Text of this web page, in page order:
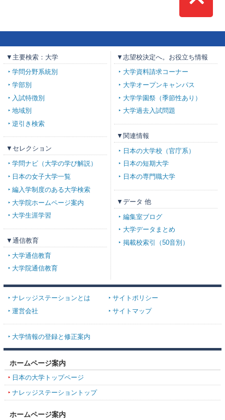
Top
▼主要検索：大学
学問分野系統別
学部別
入試特徴別
地域別
逆引き検索
▼セレクション
学問ナビ（大学の学び解説）
日本の女子大学一覧
編入学制度のある大学検索
大学院ホームページ案内
大学生涯学習
▼通信教育
大学通信教育
大学院通信教育
▼志望校決定へ。お役立ち情報
大学資料請求コーナー
大学オープンキャンパス
大学学園祭（季節性あり）
大学過去入試問題
▼関連情報
日本の大学校（官庁系）
日本の短期大学
日本の専門職大学
▼データ 他
編集室ブログ
大学データまとめ
掲載校索引（50音別）
ナレッジステーションとは
サイトポリシー
運営会社
サイトマップ
大学情報の登録と修正案内
ホームページ案内
日本の大学トップページ
ナレッジステーショントップ
ホームページ案内